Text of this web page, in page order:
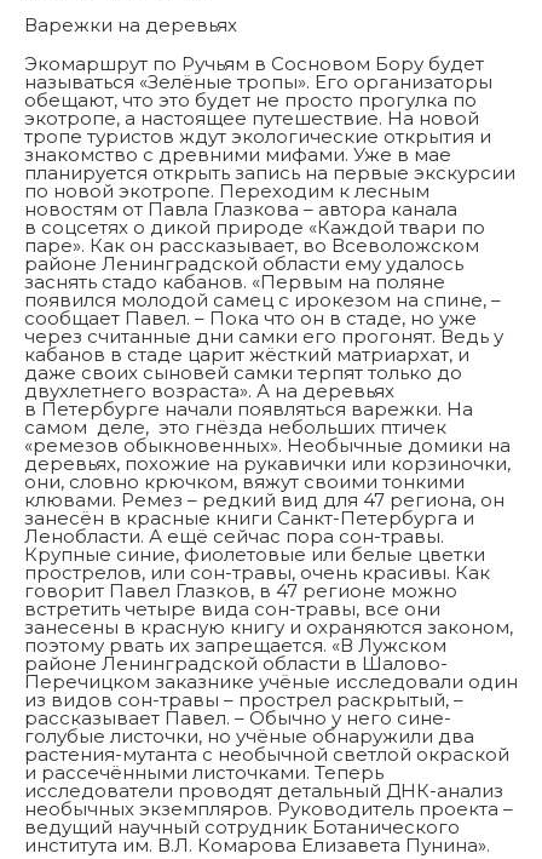
Варежки на деревьях
Экомаршрут по Ручьям в Сосновом Бору будет
называться «Зелёные тропы». Его организаторы
обещают, что это будет не просто прогулка по
экотропе, а настоящее путешествие. На новой
тропе туристов ждут экологические открытия и
знакомство с древними мифами. Уже в мае
планируется открыть запись на первые экскурсии
по новой экотропе. Переходим к лесным
новостям от Павла Глазкова – автора канала
в соцсетях о дикой природе «Каждой твари по
паре». Как он рассказывает, во Всеволожском
районе Ленинградской области ему удалось
заснять стадо кабанов. «Первым на поляне
появился молодой самец с ирокезом на спине, –
сообщает Павел. – Пока что он в стаде, но уже
через считанные дни самки его прогонят. Ведь у
кабанов в стаде царит жёсткий матриархат, и
даже своих сыновей самки терпят только до
двухлетнего возраста». А на деревьях
в Петербурге начали появляться варежки. На
самом деле, это гнёзда небольших птичек
«ремезов обыкновенных». Необычные домики на
деревьях, похожие на рукавички или корзиночки,
они, словно крючком, вяжут своими тонкими
клювами. Ремез – редкий вид для 47 региона, он
занесён в красные книги Санкт-Петербурга и
Ленобласти. А ещё сейчас пора сон-травы.
Крупные синие, фиолетовые или белые цветки
прострелов, или сон-травы, очень красивы. Как
говорит Павел Глазков, в 47 регионе можно
встретить четыре вида сон-травы, все они
занесены в красную книгу и охраняются законом,
поэтому рвать их запрещается. «В Лужском
районе Ленинградской области в Шалово-
Перечицком заказнике учёные исследовали один
из видов сон-травы – прострел раскрытый, –
рассказывает Павел. – Обычно у него сине-
голубые листочки, но учёные обнаружили два
растения-мутанта с необычной светлой окраской
и рассечёнными листочками. Теперь
исследователи проводят детальный ДНК-анализ
необычных экземпляров. Руководитель проекта –
ведущий научный сотрудник Ботанического
института им. В.Л. Комарова Елизавета Пунина».